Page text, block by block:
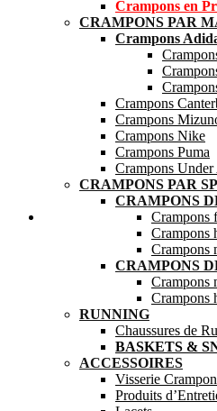
Crampons en
CRAMPONS PAR
Crampons
Crampons
Crampons
Crampons Nike
Crampons Puma
Crampons
CRAMPONS PAR
CRAMPONS
Crampons
Crampons
Crampons
CRAMPONS
Crampons
Crampons
RUNNING
Chaussures de
BASKETS &
ACCESSOIRES
Visserie
Produits